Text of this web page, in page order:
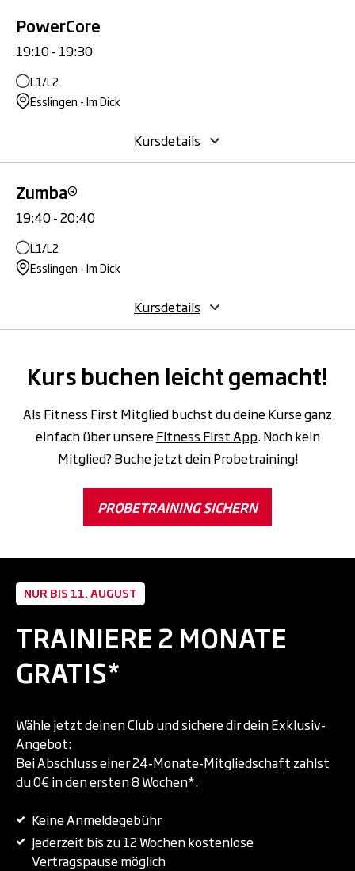
PowerCore
19:10 - 19:30
L1/L2
Esslingen - Im Dick
Kursdetails
Zumba®
19:40 - 20:40
L1/L2
Esslingen - Im Dick
Kursdetails
Kurs buchen leicht gemacht!
Als Fitness First Mitglied buchst du deine Kurse ganz
einfach über unsereFitness First App. Noch kein
Mitglied? Buche jetzt dein Probetraining!
PROBETRAINING SICHERN
NUR BIS 11. AUGUST
TRAINIERE 2 MONATE
GRATIS*
Wähle jetzt deinen Club und sichere dir dein Exklusiv-
Angebot:
Bei Abschluss einer 24-Monate-Mitgliedschaft zahlst
du 0€ in den ersten 8 Wochen*.
Keine Anmeldegebühr
Jederzeit bis zu 12 Wochen kostenlose
Vertragspause möglich